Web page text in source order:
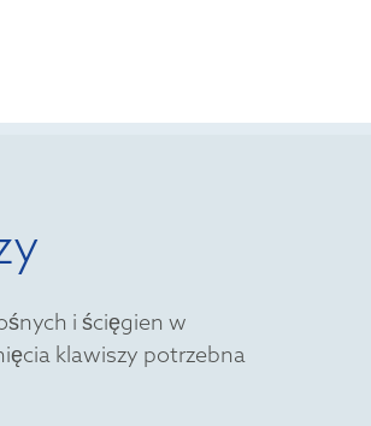
i ścięgien w
klawiszy potrzebna